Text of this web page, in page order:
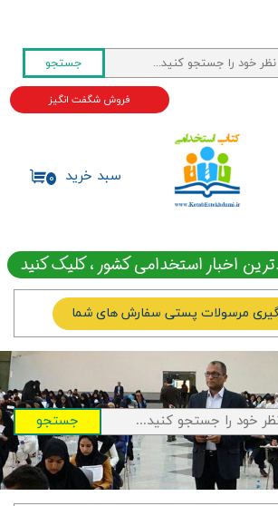
جستجو
۰ سبد خرید
فروش شگفت انگیز
اخبار استخدامی کشور ، کلیک کنید
مرسولات پستی سفارش های شما
جستجو